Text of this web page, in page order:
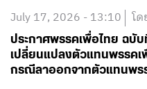
July 17, 2026 - 13:10 โ
ประกาศพรรคเพื่อไทย ฉบั
เปลี่ยนแปลงตัวแทนพรรคเ
กรณีลาออกจากตัวแทนพร